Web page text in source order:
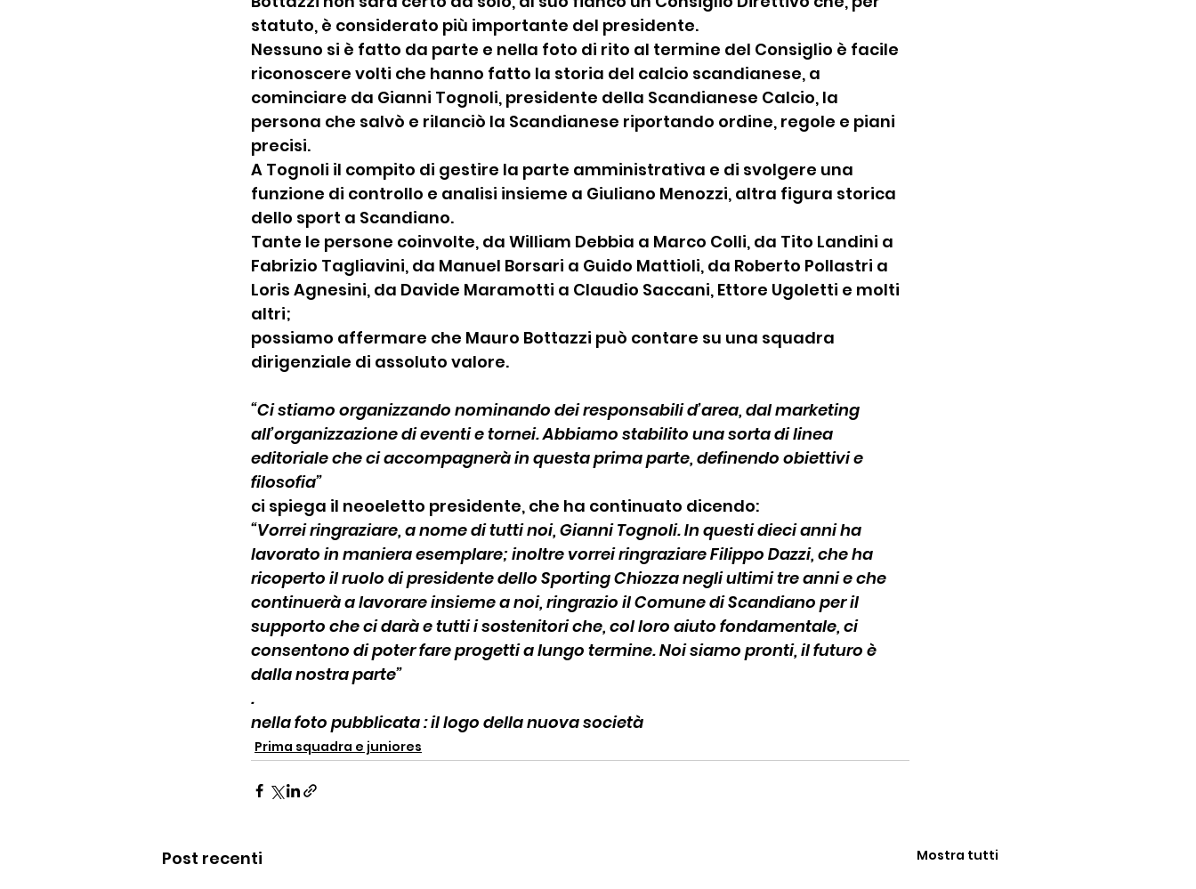
statuto, è considerato più importante del presidente.
Nessuno si è fatto da parte e nella foto di rito al termine del Consiglio è facile
riconoscere volti che hanno fatto la storia del calcio scandianese, a
cominciare da Gianni Tognoli, presidente della Scandianese Calcio, la
persona che salvò e rilanciò la Scandianese riportando ordine, regole e piani
precisi.
A Tognoli il compito di gestire la parte amministrativa e di svolgere una
funzione di controllo e analisi insieme a Giuliano Menozzi, altra figura storica
dello sport a Scandiano.
Tante le persone coinvolte, da William Debbia a Marco Colli, da Tito Landini a
Fabrizio Tagliavini, da Manuel Borsari a Guido Mattioli, da Roberto Pollastri a
Loris Agnesini, da Davide Maramotti a Claudio Saccani, Ettore Ugoletti e molti
altri;
possiamo affermare che Mauro Bottazzi può contare su una squadra
dirigenziale di assoluto valore.
“Ci stiamo organizzando nominando dei responsabili d’area, dal marketing
all’organizzazione di eventi e tornei. Abbiamo stabilito una sorta di linea
editoriale che ci accompagnerà in questa prima parte, definendo obiettivi e
filosofia”
ci spiega il neoeletto presidente, che ha continuato dicendo:
“Vorrei ringraziare, a nome di tutti noi, Gianni Tognoli. In questi dieci anni ha
lavorato in maniera esemplare; inoltre vorrei ringraziare Filippo Dazzi, che ha
ricoperto il ruolo di presidente dello Sporting Chiozza negli ultimi tre anni e che
continuerà a lavorare insieme a noi, ringrazio il Comune di Scandiano per il
supporto che ci darà e tutti i sostenitori che, col loro aiuto fondamentale, ci
consentono di poter fare progetti a lungo termine. Noi siamo pronti, il futuro è
dalla nostra parte”
.
nella foto pubblicata : il logo della nuova società
Prima squadra e juniores
Post recenti Mostra tutti